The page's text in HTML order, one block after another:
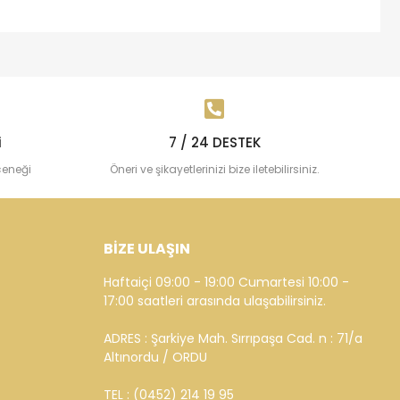
7 / 24 DESTEK
Öneri ve şikayetlerinizi bize iletebilirsiniz.
BİZE ULAŞIN
Haftaiçi 09:00 - 19:00 Cumartesi 10:00 -
17:00 saatleri arasında ulaşabilirsiniz.
ADRES : Şarkiye Mah. Sırrıpaşa Cad. n : 71/a
Altınordu / ORDU
TEL : (0452) 214 19 95